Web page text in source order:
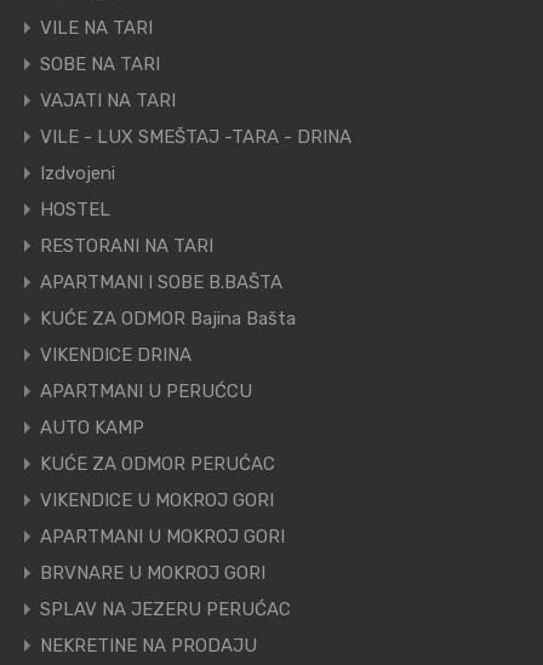
VILE NA TARI
SOBE NA TARI
VAJATI NA TARI
VILE - LUX SMEŠTAJ -TARA - DRINA
Izdvojeni
HOSTEL
RESTORANI NA TARI
APARTMANI I SOBE B.BAŠTA
KUĆE ZA ODMOR Bajina Bašta
VIKENDICE DRINA
APARTMANI U PERUĆCU
AUTO KAMP
KUĆE ZA ODMOR PERUĆAC
VIKENDICE U MOKROJ GORI
APARTMANI U MOKROJ GORI
BRVNARE U MOKROJ GORI
SPLAV NA JEZERU PERUĆAC
NEKRETINE NA PRODAJU